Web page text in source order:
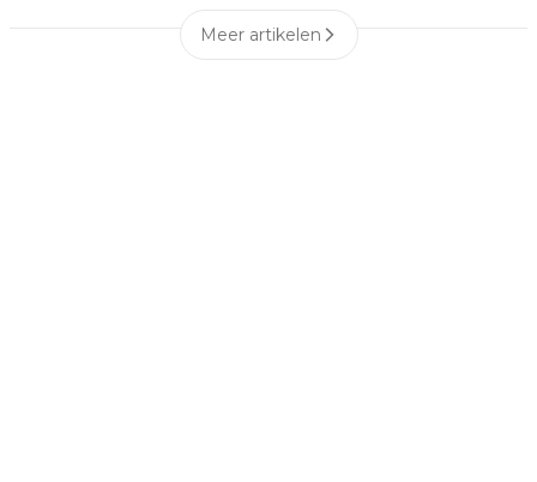
Meer artikelen